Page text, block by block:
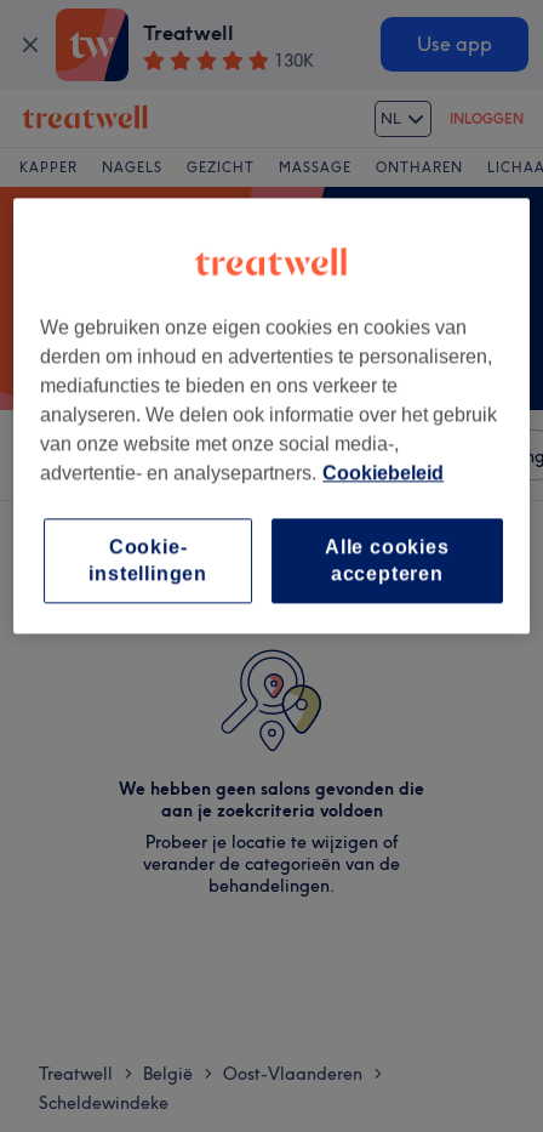
Treatwell
130K
Use app
NL INLOGGEN
KAPPER NAGELS GEZICHT MASSAGE ONTHAREN
Sorteer op Salons Expresaanbiedingen
We hebben geen salons gevonden die
aan je zoekcriteria voldoen
Probeer je locatie te wijzigen of
verander de categorieën van de
behandelingen.
Treatwell > België > Oost-Vlaanderen >
Scheldewindeke
We gebruiken onze eigen cookies en cookies van
derden om inhoud en advertenties te personaliseren,
mediafuncties te bieden en ons verkeer te
analyseren. We delen ook informatie over het gebruik
van onze website met onze social media-,
advertentie- en analysepartners. Cookiebeleid
Alle cookies
accepteren
Cookie-
instellingen